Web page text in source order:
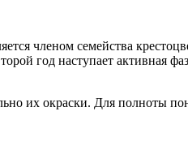
членом семейства
год наступает активная
их окраски. Для полноты